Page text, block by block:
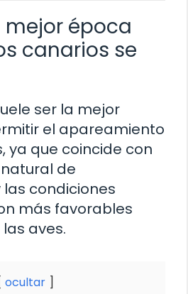
mejor época
canarios se
ser la mejor
el apareamiento
ya que coincide con
de
condiciones
más favorables
aves.
ocultar